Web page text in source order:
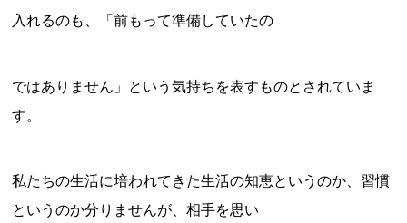
入れるのも、「前もって準備していたの
ではありません」という気持ちを表すものとされていま
す。
私たちの生活に培われてきた生活の知恵というのか、習慣
というのか分りませんが、相手を思い